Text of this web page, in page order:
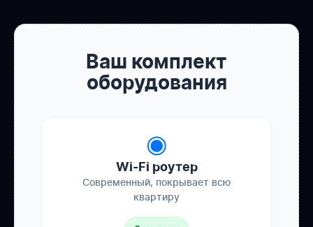
Ваш комплект
оборудования
◉
Wi-Fi роутер
Современный, покрывает всю
квартиру